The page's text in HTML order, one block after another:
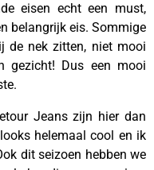
eisen echt een must,
belangrijk eis. Sommige
de nek zitten, niet mooi
gezicht! Dus een mooi
Jeans zijn hier dan
helemaal cool en ik
dit seizoen hebben we